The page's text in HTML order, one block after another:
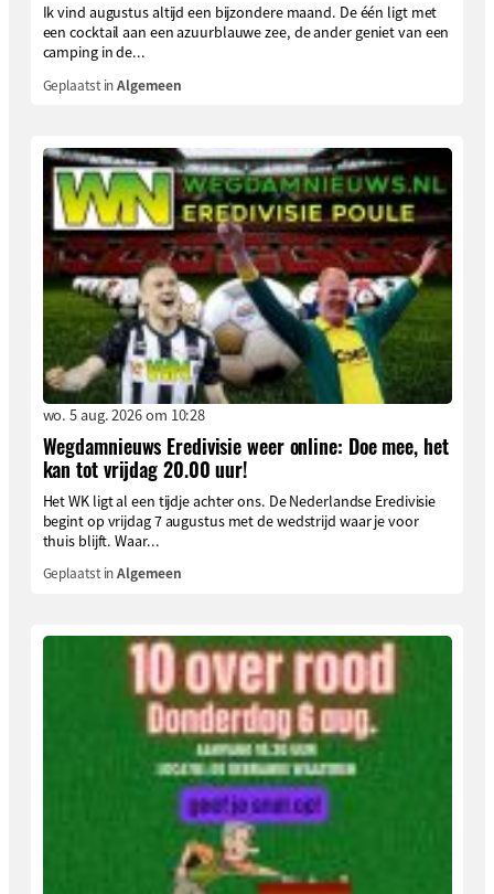
Ik vind augustus altijd een bijzondere maand. De één ligt met
een cocktail aan een azuurblauwe zee, de ander geniet van een
camping in de...
Geplaatst inAlgemeen
wo. 5 aug. 2026 om 10:28
Wegdamnieuws Eredivisie weer online: Doe mee, het
kan tot vrijdag 20.00 uur!
Het WK ligt al een tijdje achter ons. De Nederlandse Eredivisie
begint op vrijdag 7 augustus met de wedstrijd waar je voor
thuis blijft. Waar...
Geplaatst inAlgemeen